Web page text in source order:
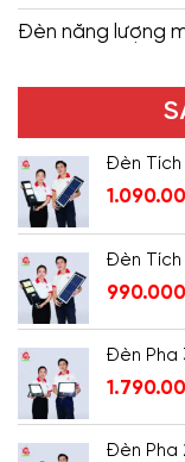
Đèn năng lượng
Đèn Tích
Đèn Tích
990.000
Đèn Pha
Đèn Pha